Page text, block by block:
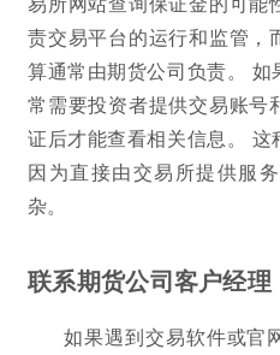
责交易平台的运行和监管，
算通常由期货公司负责。
常需要投资者提供交易账号
证后才能查看相关信息。 这
因为直接由交易所提供服
杂。
联系期货公司客户经理
如果遇到交易软件或官